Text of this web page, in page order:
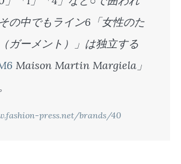
の中でもライン6「女性のた
ガーメント）」は独立する
Maison Martin Margiela」
press.net/brands/40